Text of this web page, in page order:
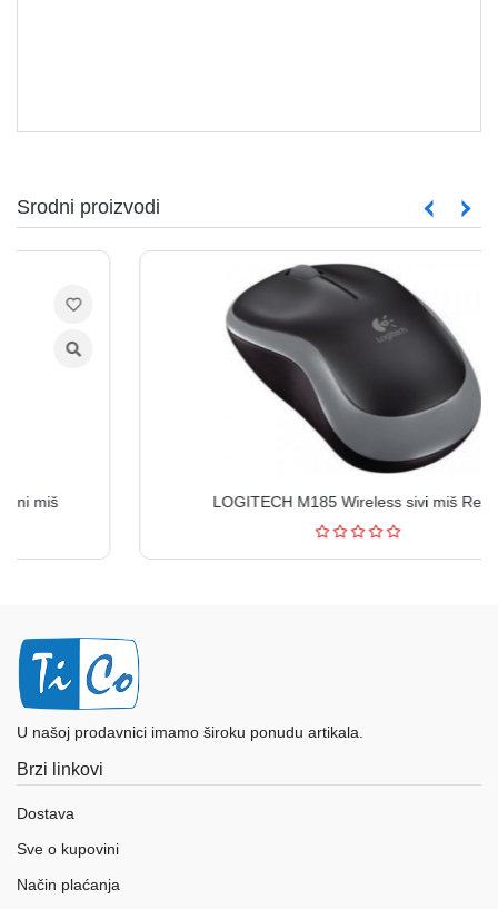
Srodni proizvodi
LOGITECH M185 Wireless sivi miš Retail
U našoj prodavnici imamo široku ponudu artikala.
Brzi linkovi
Dostava
Sve o kupovini
Način plaćanja